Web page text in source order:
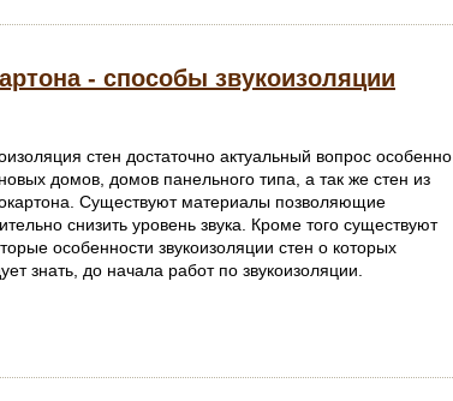
- способы звукоизоляции
стен достаточно актуальный вопрос особенно
домов, домов панельного типа, а так же стен из
Существуют материалы позволяющие
снизить уровень звука. Кроме того существуют
особенности звукоизоляции стен о которых
знать, до начала работ по звукоизоляции.